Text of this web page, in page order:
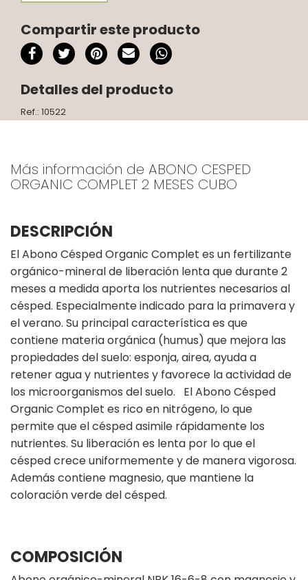
Compartir este producto
Detalles del producto
Ref.: 10522
Más información de ABONO CESPED
ORGANIC COMPLET 2 MESES CUBO
DESCRIPCIÓN
El Abono Césped Organic Complet es un fertilizante
orgánico-mineral de liberación lenta que durante 2
meses a medida aporta los nutrientes necesarios al
césped. Especialmente indicado para la primavera y
el verano. Su principal característica es que
contiene materia orgánica (humus) que mejora las
propiedades del suelo: esponja, airea, ayuda a
retener agua y nutrientes y favorece la actividad de
los microorganismos del suelo. El Abono Césped
Organic Complet es rico en nitrógeno, lo que
permite que el césped asimile rápidamente los
nutrientes. Su liberación es lenta por lo que el
césped crece uniformemente y de manera vigorosa.
Además contiene magnesio, que mantiene la
coloración verde del césped.
COMPOSICIÓN